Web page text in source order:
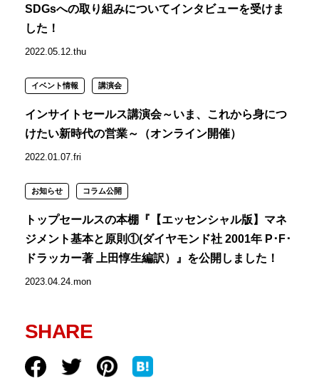
SDGsへの取り組みについてインタビューを受けま
した！
2022.05.12.thu
インサイトセールス講演会～いま、これから身につ
けたい新時代の営業～（オンライン開催）
2022.01.07.fri
イベント情報 講演会
トップセールスの本棚『【エッセンシャル版】マネ
ジメント基本と原則①(ダイヤモンド社 2001年 P･F･
ドラッカー著 上田惇生編訳）』を公開しました！
2023.04.24.mon
お知らせ コラム公開
SHARE